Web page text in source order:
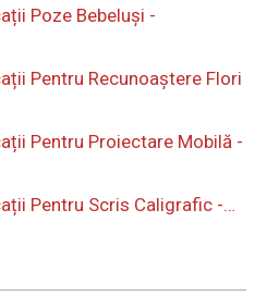
Poze Bebeluși -
Pentru Recunoaștere Flori
Pentru Proiectare Mobilă -
Pentru Scris Caligrafic -…